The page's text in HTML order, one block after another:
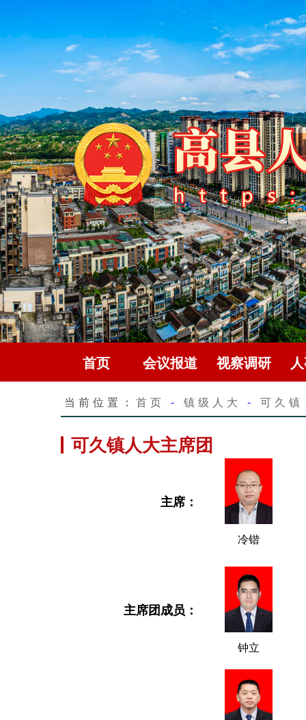
首页 会议报道 视察调研
当前位置： 首页 - 镇级人大 - 可久镇
可久镇人大主席团
主席：
冷锴
主席团成员：
钟立